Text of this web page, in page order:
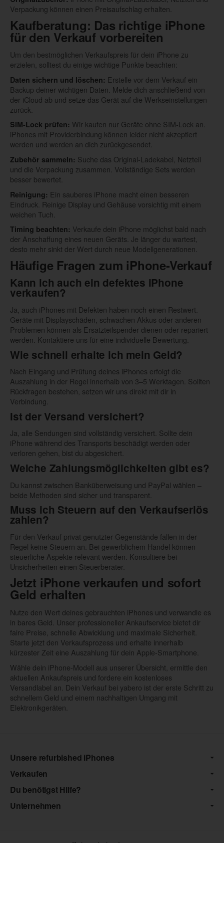
Verpackung können einen Preisaufschlag erhalten.
Kaufberatung: Das richtige iPhone
für den Verkauf vorbereiten
Um den bestmöglichen Verkaufspreis für dein iPhone zu
erzielen, solltest du einige wichtige Punkte beachten:
Daten sichern und löschen: Erstelle vor dem Verkauf ein
Backup deiner wichtigen Daten. Melde dich anschließend von
der iCloud ab und setze das Gerät auf die Werkseinstellungen
zurück.
SIM-Lock prüfen: Wir kaufen nur Geräte ohne SIM-Lock an.
iPhones mit Providerbindung können leider nicht akzeptiert
werden und werden an dich zurückgesendet.
Zubehör sammeln: Suche das Original-Ladekabel, Netzteil
und die Verpackung zusammen. Vollständige Sets werden
besser bewertet.
Reinigung: Ein sauberes iPhone macht einen besseren
Eindruck. Reinige Display und Gehäuse vorsichtig mit einem
weichen Tuch.
Timing beachten: Verkaufe dein iPhone möglichst bald nach
der Anschaffung eines neuen Geräts. Je länger du wartest,
desto mehr sinkt der Wert durch neue Modellgenerationen.
Häufige Fragen zum iPhone-Verkauf
Kann ich auch ein defektes iPhone
verkaufen?
Ja, auch iPhones mit Defekten haben noch einen Restwert.
Geräte mit Displayschäden, schwachen Akkus oder anderen
Problemen können als Ersatzteilspender dienen oder repariert
werden. Kontaktiere uns für eine individuelle Bewertung.
Wie schnell erhalte ich mein Geld?
Nach Eingang und Prüfung deines iPhones erfolgt die
Auszahlung in der Regel innerhalb von 3–5 Werktagen. Sollten
Rückfragen bestehen, setzen wir uns direkt mit dir in
Verbindung.
Ist der Versand versichert?
Ja, alle Sendungen sind vollständig versichert. Sollte dein
iPhone während des Transports beschädigt werden oder
verloren gehen, bist du abgesichert.
Welche Zahlungsmöglichkeiten gibt es?
Du kannst zwischen Banküberweisung und PayPal wählen –
beide Methoden sind sicher und transparent.
Muss ich Steuern auf den Verkaufserlös
zahlen?
Für den Verkauf privat genutzter Gegenstände fallen in der
Regel keine Steuern an. Bei gewerblichem Handel können
steuerliche Aspekte relevant werden. Konsultiere bei
Unsicherheiten einen Steuerberater.
Jetzt iPhone verkaufen und sofort
Geld erhalten
Nutze den Wert deines gebrauchten iPhones und verwandle es
in bares Geld. Unser professioneller Ankaufservice bietet dir
faire Preise, schnelle Abwicklung und maximale Sicherheit.
Starte jetzt den Verkaufsprozess und erhalte innerhalb
kürzester Zeit eine Auszahlung für dein Apple-Smartphone.
Wähle dein iPhone-Modell aus unserer Übersicht, ermittle den
aktuellen Ankaufspreis und fordere ein kostenloses
Versandlabel an. Dein Verkauf bei yabero ist der erste Schritt zu
schnellem Geld und einem nachhaltigen Umgang mit
Elektronikgeräten.
Unsere refurbished iPhones
Verkaufen
Du benötigst Hilfe?
Unternehmen
Datenschutz•Impressum